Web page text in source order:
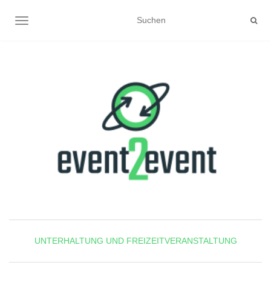
NAVIGATION UMSCHALTEN
UNTERHALTUNG UND FREIZEITVERANSTALTUNG